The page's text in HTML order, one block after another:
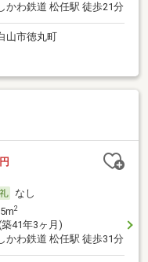
かわ鉄道 松任駅 徒歩21分
山市徳丸町
なし
2
41年3ヶ月)
かわ鉄道 松任駅 徒歩31分